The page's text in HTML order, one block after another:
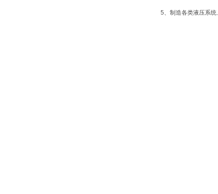
5、制造各类液压系